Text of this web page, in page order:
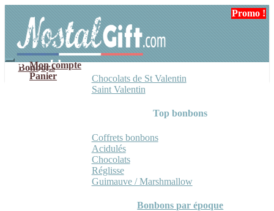
navigation
contenu
Mon compte
Panier
Bonbons
Chocolats de St Valentin
Saint Valentin
Top bonbons
Coffrets bonbons
Acidulés
Chocolats
Réglisse
Guimauve / Marshmallow
Bonbons par époque
Promo !